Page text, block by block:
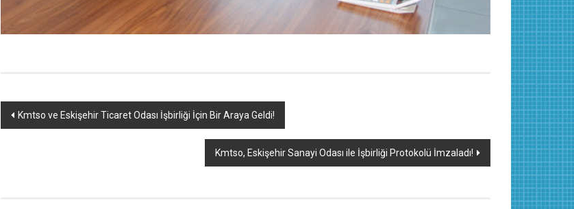
Yazı
Kmtso ve Eskişehir Ticaret Odası İşbirliği İçin Bir Araya Geldi!
Kmtso, Eskişehir Sanayi Odası ile İşbirliği Protokolü İmzaladı!